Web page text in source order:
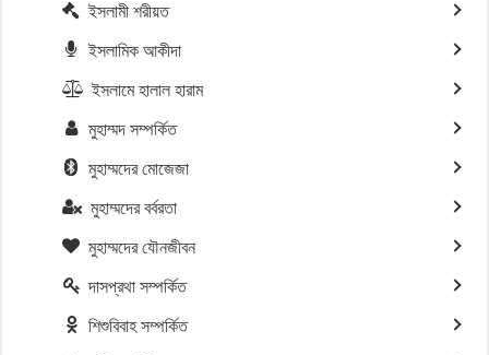
ইসলামী শরীয়ত
ইসলামিক আকীদা
ইসলামে হালাল হারাম
মুহাম্মদ সম্পর্কিত
মুহাম্মদের মোজেজা
মুহাম্মদের বর্বরতা
মুহাম্মদের যৌনজীবন
দাসপ্রথা সম্পর্কিত
শিশুবিবাহ সম্পর্কিত